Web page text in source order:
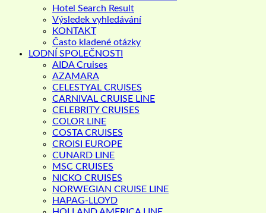
Hotel Search Result
Výsledek vyhledávání
KONTAKT
Často kladené otázky
LODNÍ SPOLEČNOSTI
AIDA Cruises
AZAMARA
CELESTYAL CRUISES
CARNIVAL CRUISE LINE
CELEBRITY CRUISES
COLOR LINE
COSTA CRUISES
CROISI EUROPE
CUNARD LINE
MSC CRUISES
NICKO CRUISES
NORWEGIAN CRUISE LINE
HAPAG-LLOYD